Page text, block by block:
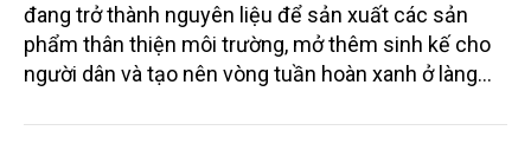
đang trở thành nguyên liệu để sản xuất các sản
phẩm thân thiện môi trường, mở thêm sinh kế cho
người dân và tạo nên vòng tuần hoàn xanh ở làng
chén, dĩa... từ mo cau đã được thị trường trong nước